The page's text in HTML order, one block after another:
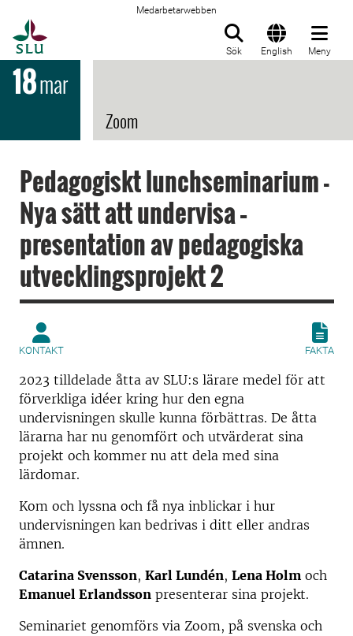
Medarbetarwebben
Sök English Meny
18mar
Zoom
Pedagogiskt lunchseminarium -
Nya sätt att undervisa –
presentation av pedagogiska
utvecklingsprojekt 2
KONTAKT FAKTA
2023 tilldelade åtta av SLU:s lärare medel för att
förverkliga idéer kring hur den egna
undervisningen skulle kunna förbättras. De åtta
lärarna har nu genomfört och utvärderat sina
projekt och kommer nu att dela med sina
lärdomar.
Kom och lyssna och få nya inblickar i hur
undervisningen kan bedrivas i ditt eller andras
ämnen.
Catarina Svensson, Karl Lundén, Lena Holm och
Emanuel Erlandsson presenterar sina projekt.
Seminariet genomförs via Zoom, på svenska och